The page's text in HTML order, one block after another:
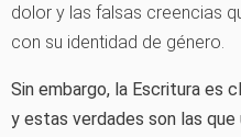
dolor y las falsas creencias
con su identidad de género.
Sin embargo, la Escritura es
y estas verdades son las